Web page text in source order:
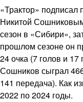
«Трактор»
Никитой
сезон в «Сибири»,
прошлом сезоне он
24 очка (7 голов и
Сошников сыграл
141 передача). Как
2022 по 2024 годы.